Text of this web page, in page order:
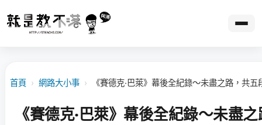
首頁 › 網路大小事 › 《賽德克‧巴萊》幕後全紀錄～未盡之路，共
《賽德克‧巴萊》幕後全紀錄～未盡